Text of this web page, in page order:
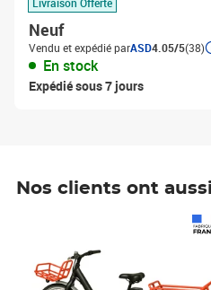
Neuf
Vendu et expédié parASD4.05/5(38)
En stock
Expédié sous 7 jours
Nos clients ont